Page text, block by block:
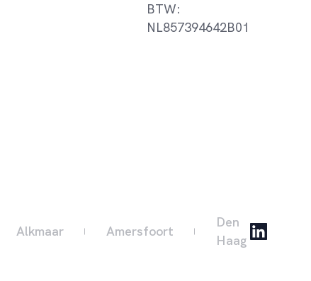
BTW:
NL857394642B01
Alkmaar Amersfoort
Den
Haag